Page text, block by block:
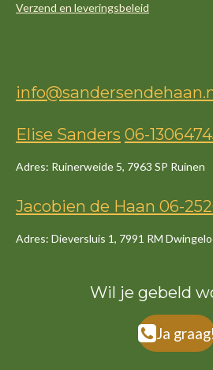
Verzend en leveringsbeleid
Elise Sanders 06-
Adres: Ruinerweide 5, 7963 SP Ruinen
Jacobien de Haan 06-
Adres: Dieversluis 1, 7991 RM
Wil je gebeld
Ja